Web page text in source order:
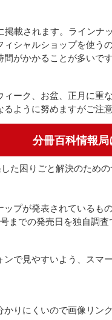
掲載されます。ラインナ
ィシャルショップを使う
がかかることが多いです
ーク、お盆、正月に重
ように努めますがご注意
分冊百科情報
た困りごと解決のための
プが発表されているも
までの発売日を独自調査
で見やすいよう、スマ
りにくいので画像リン